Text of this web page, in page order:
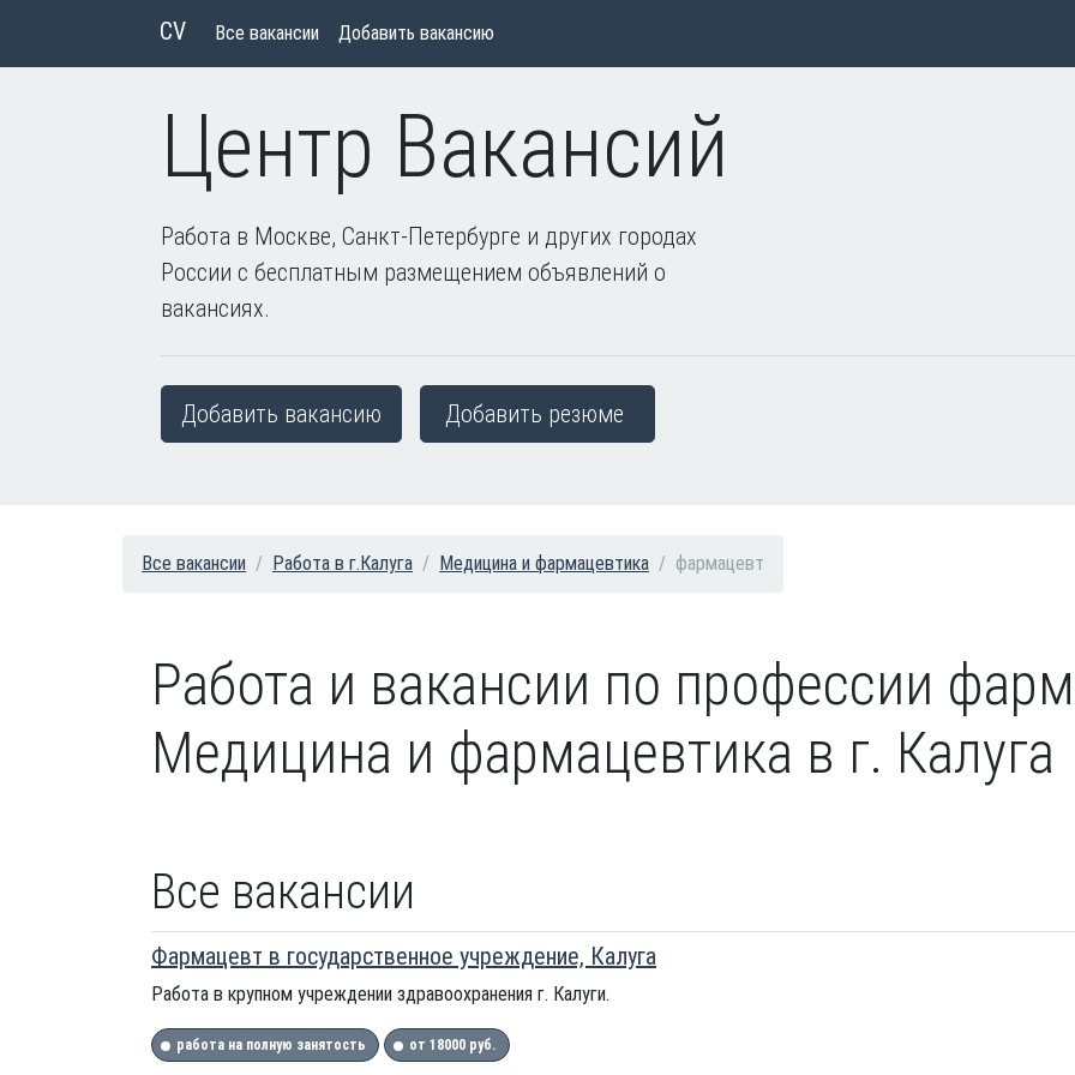
CV Все вакансии Добавить вакансию
Центр Вакансий
Работа в Москве, Санкт-Петербурге и других городах
России с бесплатным размещением объявлений о
вакансиях.
Добавить вакансию Добавить резюме
Все вакансии Работа в г.Калуга Медицина и фармацевтика фармацевт
Работа и вакансии по профессии
Медицина и фармацевтика в г. Калуга
Все вакансии
Фармацевт в государственное учреждение, Калуга
Работа в крупном учреждении здравоохранения г. Калуги.
работа на полную занятость от 18000 руб.